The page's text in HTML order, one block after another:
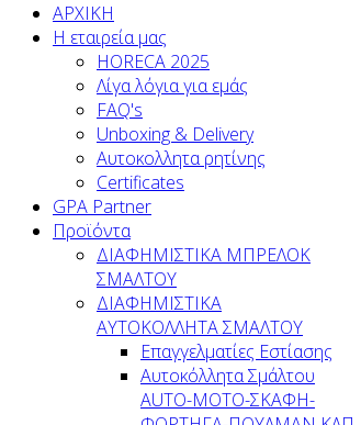
ΑΡΧΙΚΗ
Η εταιρεία μας
HORECA 2025
Λίγα λόγια για εμάς
FAQ's
Unboxing & Delivery
Αυτοκολλητα ρητίνης
Certificates
GPA Partner
Προϊόντα
ΔΙΑΦΗΜΙΣΤΙΚΑ ΜΠΡΕΛΟΚ
ΣΜΑΛΤΟΥ
ΔΙΑΦΗΜΙΣΤΙΚΑ
ΑΥΤΟΚΟΛΛΗΤΑ ΣΜΑΛΤΟΥ
Επαγγελματίες Εστίασης
Αυτοκόλλητα Σμάλτου
ΑUTO-MOTO-ΣΚΑΦΗ-